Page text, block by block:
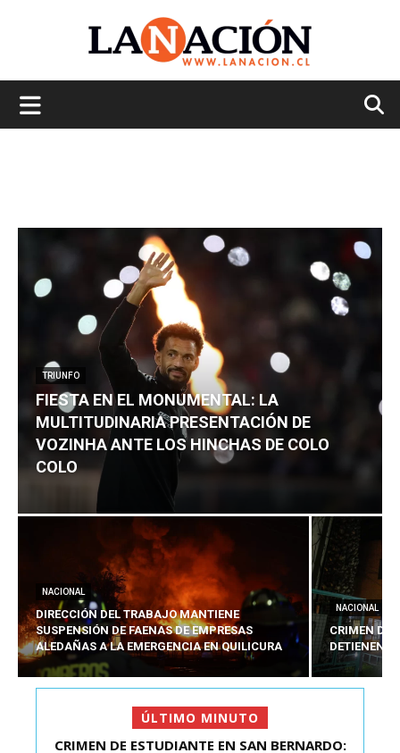
TRIUNFO
FIESTA EN EL MONUMENTAL: LA
MULTITUDINARIA PRESENTACIÓN DE
VOZINHA ANTE LOS HINCHAS DE COLO
COLO
NACIONAL
DIRECCIÓN DEL TRABAJO MANTIENE
SUSPENSIÓN DE FAENAS DE EMPRESAS
ALEDAÑAS A LA EMERGENCIA EN QUILICURA
NACIONAL
CRIMEN DE
DETIENEN
ÚLTIMO MINUTO
FIESTA EN EL MONUMENTAL: LA